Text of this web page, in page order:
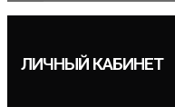
ЛИЧНЫЙ КАБИНЕТ